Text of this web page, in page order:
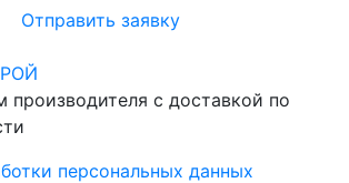
Отправить заявку
производителя с доставкой по
персональных данных